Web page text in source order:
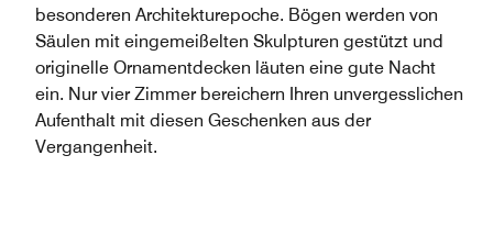
besonderen Architekturepoche. Bögen werden von
Säulen mit eingemeißelten Skulpturen gestützt und
originelle Ornamentdecken läuten eine gute Nacht
ein. Nur vier Zimmer bereichern Ihren unvergesslichen
Aufenthalt mit diesen Geschenken aus der
Vergangenheit.